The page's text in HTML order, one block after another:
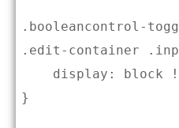
.booleancontrol-
.edit-container
}